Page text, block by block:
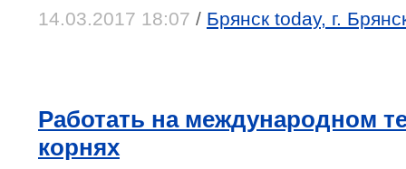
14.03.2017 18:07 / Брянск today, г.
Работать на международном
корнях